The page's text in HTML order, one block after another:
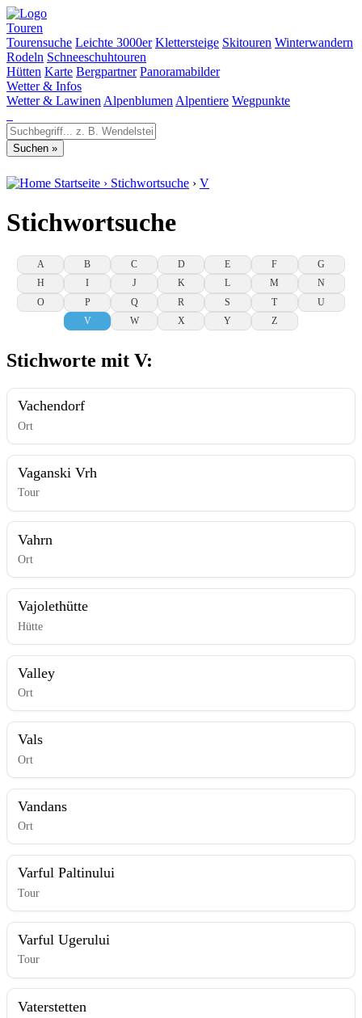
Touren
Tourensuche Leichte 3000er Klettersteige Skitouren Winterwandern
Rodeln Schneeschuhtouren
Hütten Karte Bergpartner Panoramabilder
Wetter & Infos
Wetter & Lawinen Alpenblumen Alpentiere Wegpunkte
Startseite › Stichwortsuche › V
Stichwortsuche
A B C D E F
G
H
I J K L M
N
O
P Q R S T
U
V
W X Y Z
Stichworte mit V:
Vachendorf
Ort
Vaganski Vrh
Tour
Vahrn
Ort
Vajolethütte
Hütte
Valley
Ort
Vals
Ort
Vandans
Ort
Varful Paltinului
Tour
Varful Ugerului
Tour
Vaterstetten